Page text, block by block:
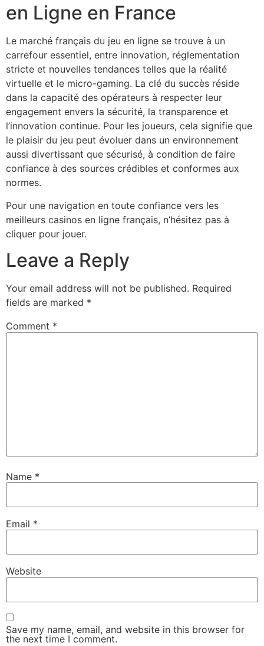
en Ligne en France
Le marché français du jeu en ligne se trouve à un
carrefour essentiel, entre innovation, réglementation
stricte et nouvelles tendances telles que la réalité
virtuelle et le micro-gaming. La clé du succès réside
dans la capacité des opérateurs à respecter leur
engagement envers la sécurité, la transparence et
l’innovation continue. Pour les joueurs, cela signifie que
le plaisir du jeu peut évoluer dans un environnement
aussi divertissant que sécurisé, à condition de faire
confiance à des sources crédibles et conformes aux
normes.
Pour une navigation en toute confiance vers les
meilleurs casinos en ligne français, n’hésitez pas à
cliquer pour jouer.
Leave a Reply
Your email address will not be published. Required
fields are marked *
Comment *
Name *
Email *
Website
Save my name, email, and website in this browser for
the next time I comment.